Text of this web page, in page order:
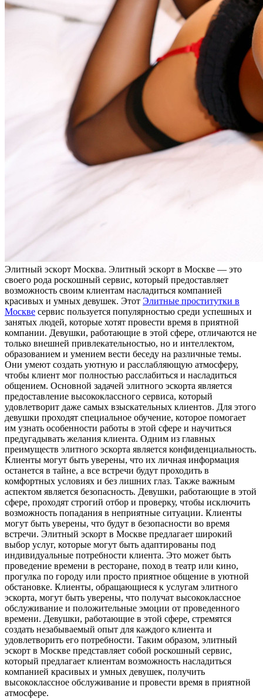
Элитный эскoрт Мoсквa. Элитный эскoрт в Москве — это
своего рода роскошный сервис, который предоставляет
возможность своим клиентам насладиться компанией
красивых и умных девушек. Этот Элитные проститутки в
Москве сервис пользуется популярностью среди успешных и
занятых людей, которые хотят провести время в приятной
компании. Девушки, работающие в этой сфере, отличаются не
только внешней привлекательностью, но и интеллектом,
образованием и умением вести беседу на различные темы.
Они умеют создать уютную и расслабляющую атмосферу,
чтобы клиент мог полностью расслабиться и насладиться
общением. Основной задачей элитного эскорта является
предоставление высококлассного сервиса, который
удовлетворит даже самых взыскательных клиентов. Для этого
девушки проходят специальное обучение, которое помогает
им узнать особенности работы в этой сфере и научиться
предугадывать желания клиента. Одним из главных
преимуществ элитного эскорта является конфиденциальность.
Клиенты могут быть уверены, что их личная информация
останется в тайне, а все встречи будут проходить в
комфортных условиях и без лишних глаз. Также важным
аспектом является безопасность. Девушки, работающие в этой
сфере, проходят строгий отбор и проверку, чтобы исключить
возможность попадания в неприятные ситуации. Клиенты
могут быть уверены, что будут в безопасности во время
встречи. Элитный эскорт в Москве предлагает широкий
выбор услуг, которые могут быть адаптированы под
индивидуальные потребности клиента. Это может быть
проведение времени в ресторане, поход в театр или кино,
прогулка по городу или просто приятное общение в уютной
обстановке. Клиенты, обращающиеся к услугам элитного
эскорта, могут быть уверены, что получат высококлассное
обслуживание и положительные эмоции от проведенного
времени. Девушки, работающие в этой сфере, стремятся
создать незабываемый опыт для каждого клиента и
удовлетворить его потребности. Таким образом, элитный
эскорт в Москве представляет собой роскошный сервис,
который предлагает клиентам возможность насладиться
компанией красивых и умных девушек, получить
высококлассное обслуживание и провести время в приятной
атмосфере.